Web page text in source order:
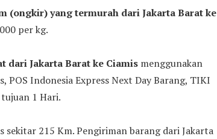
(ongkir) yang termurah dari Jakarta Barat ke
per kg.
dari Jakarta Barat ke Ciamis menggunakan
POS Indonesia Express Next Day Barang, TIKI
tujuan 1 Hari.
sekitar 215 Km. Pengiriman barang dari Jakarta